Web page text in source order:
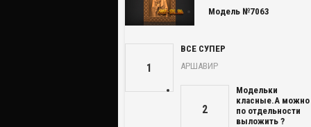
Модель №7063
1
ВСЕ СУПЕР
АРШАВИР
2
Модельки
класные.А можно
по отдельности
выложить ?